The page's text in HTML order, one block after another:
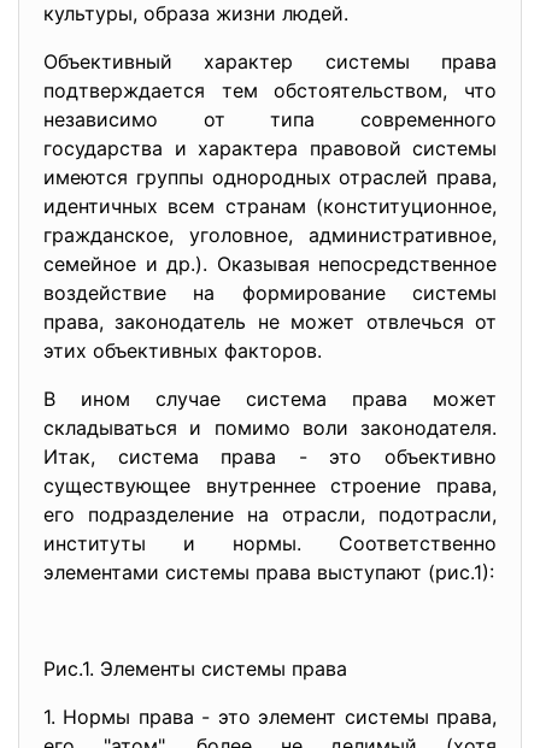
культуры, образа жизни людей.
Объективный характер системы права
подтверждается тем обстоятельством, что
независимо от типа современного
государства и характера правовой системы
имеются группы однородных отраслей права,
идентичных всем странам (конституционное,
гражданское, уголовное, административное,
семейное и др.). Оказывая непосредственное
воздействие на формирование системы
права, законодатель не может отвлечься от
этих объективных факторов.
В ином случае система права может
складываться и помимо воли законодателя.
Итак, система права - это объективно
существующее внутреннее строение права,
его подразделение на отрасли, подотрасли,
институты и нормы. Соответственно
элементами системы права выступают (рис.1):
Рис.1. Элементы системы права
1. Нормы права - это элемент системы права,